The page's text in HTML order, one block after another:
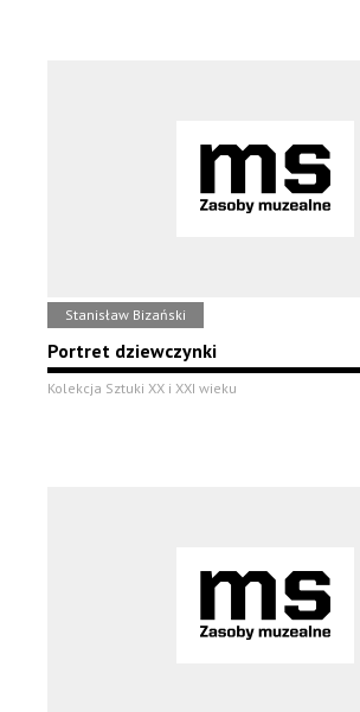
Stanisław Bizański
Portret dziewczynki
Kolekcja Sztuki XX i XXI wieku